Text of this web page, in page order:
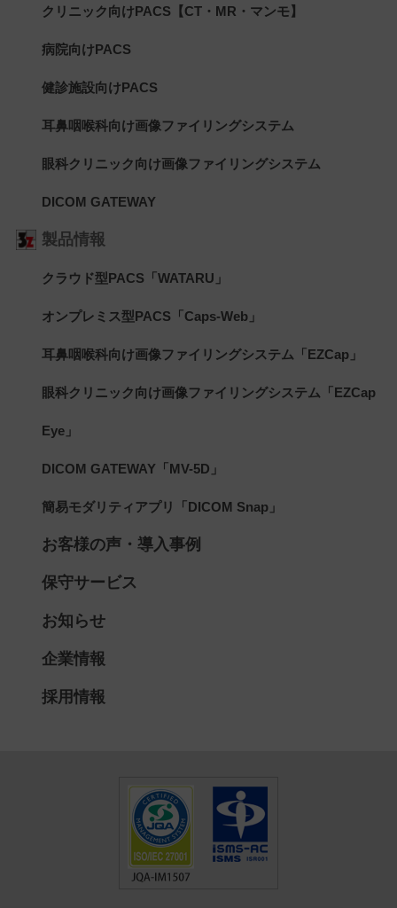
クリニック向けPACS【CT・MR・マンモ】
病院向けPACS
健診施設向けPACS
耳鼻咽喉科向け画像ファイリングシステム
眼科クリニック向け画像ファイリングシステム
DICOM GATEWAY
製品情報
クラウド型PACS「WATARU」
オンプレミス型PACS「Caps-Web」
耳鼻咽喉科向け画像ファイリングシステム「EZCap」
眼科クリニック向け画像ファイリングシステム「EZCap
Eye」
DICOM GATEWAY「MV-5D」
簡易モダリティアプリ「DICOM Snap」
お客様の声・導入事例
保守サービス
お知らせ
企業情報
採用情報